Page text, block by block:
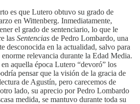
es que Lutero obtuvo su grado de
en Wittenberg. Inmediatamente,
el grado de sentenciario, lo que le
las Sentencias de Pedro Lombardo, una
desconocida en la actualidad, salvo para
relevancia durante la Edad Media.
aquella época Lutero “devoró” los
pensar que la visión de la gracia de
de Agustín, pero carecemos de
lado, su aprecio por Pedro Lombardo
medida, se mantuvo durante toda su